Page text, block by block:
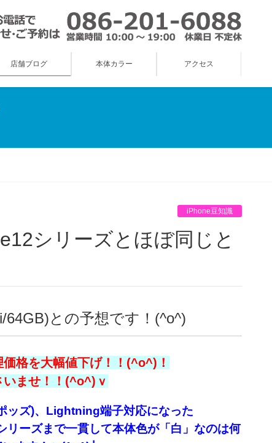
店舗ブログ 本体カラー アクセス
iPhone豆知識
64GB)との予想です！(^o^)
格を大幅値下げ！！(^o^)！
いませ！！(^o^)ｖ
ッズ)、Lightning端子対応になった
ーズまで一貫して本体色が「白」なのは何